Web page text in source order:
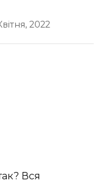
2022
Вся